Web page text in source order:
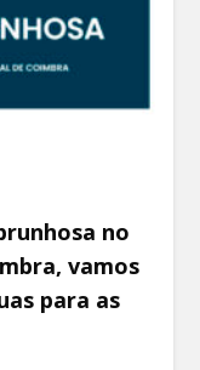
no
vamos
para as